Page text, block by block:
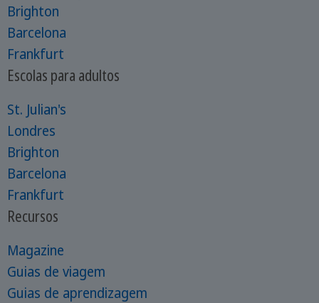
Brighton
Barcelona
Frankfurt
Escolas para adultos
St. Julian's
Londres
Brighton
Barcelona
Frankfurt
Recursos
Magazine
Guias de viagem
Guias de aprendizagem